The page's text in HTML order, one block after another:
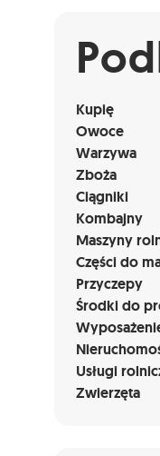
Kupię
Owoce
Warzywa
Zboża
Ciągniki
Kombajny
Maszyny
Części do
Przyczepy
Środki do
Usługi
Zwierzęta